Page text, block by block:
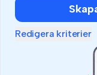
Redigera kriterier